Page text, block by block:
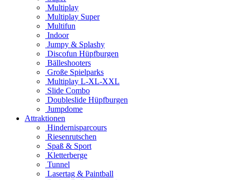
Multiplay
Multiplay Super
Multifun
Indoor
Jumpy & Splashy
Discofun Hüpfburgen
Bälleshooters
Große Spielparks
Multiplay L-XL-XXL
Slide Combo
Doubleslide Hüpfburgen
Jumpdome
Attraktionen
Hindernisparcours
Riesenrutschen
Spaß & Sport
Kletterberge
Tunnel
Lasertag & Paintball